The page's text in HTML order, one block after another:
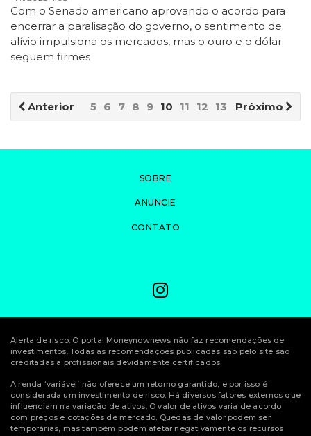
Com o Senado americano aprovando o acordo para
encerrar a paralisação do governo, o sentimento de
alívio impulsiona os mercados, mas o ouro e o dólar
seguem firmes
Anterior Próximo
5 6 7 8 9 10 11 12 13 14
SOBRE
ANUNCIE
CONTATO
Alerta de risco: O portal Moneynownews não faz recomendações de
investimentos. Todas as recomendações publicadas são pelo site são
creditadas a profissionais devidamente certificados.
A renda ‘variável’ não oferece um retorno garantido, e por isso é
considerada um investimento de risco. Há diversos fatores externos que
influenciam na variação de ativos. O valor de ativos varia de acordo
com preços e cotações de mercado. Quedas de valor podem ser
temporárias, mas também podem afetar negativamente os recursos